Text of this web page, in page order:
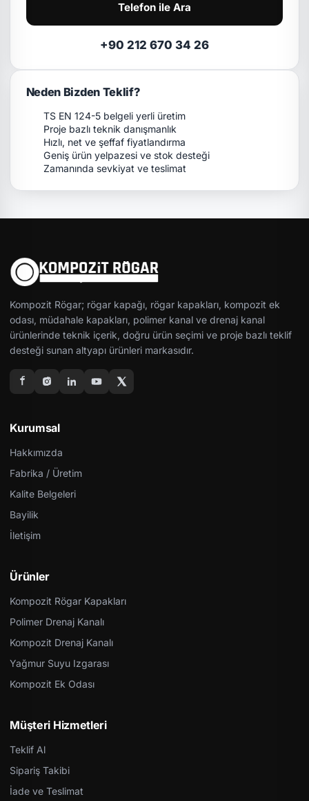
Telefon ile Ara
+90 212 670 34 26
Neden Bizden Teklif?
TS EN 124-5 belgeli yerli üretim
Proje bazlı teknik danışmanlık
Hızlı, net ve şeffaf fiyatlandırma
Geniş ürün yelpazesi ve stok desteği
Zamanında sevkiyat ve teslimat
Kompozit Rögar; rögar kapağı, rögar kapakları, kompozit ek
odası, müdahale kapakları, polimer kanal ve drenaj kanal
ürünlerinde teknik içerik, doğru ürün seçimi ve proje bazlı teklif
desteği sunan altyapı ürünleri markasıdır.
Kurumsal
Hakkımızda
Fabrika / Üretim
Kalite Belgeleri
Bayilik
İletişim
Ürünler
Kompozit Rögar Kapakları
Polimer Drenaj Kanalı
Kompozit Drenaj Kanalı
Yağmur Suyu Izgarası
Kompozit Ek Odası
Müşteri Hizmetleri
Teklif Al
Sipariş Takibi
İade ve Teslimat